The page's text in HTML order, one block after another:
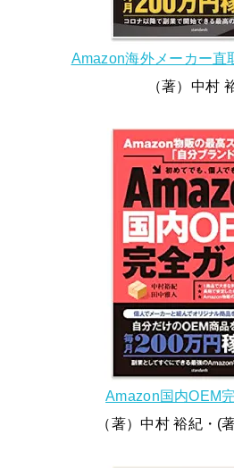
Amazon海外メーカー直
（著）中村
Amazon国内OEM
（著）中村 裕紀・(